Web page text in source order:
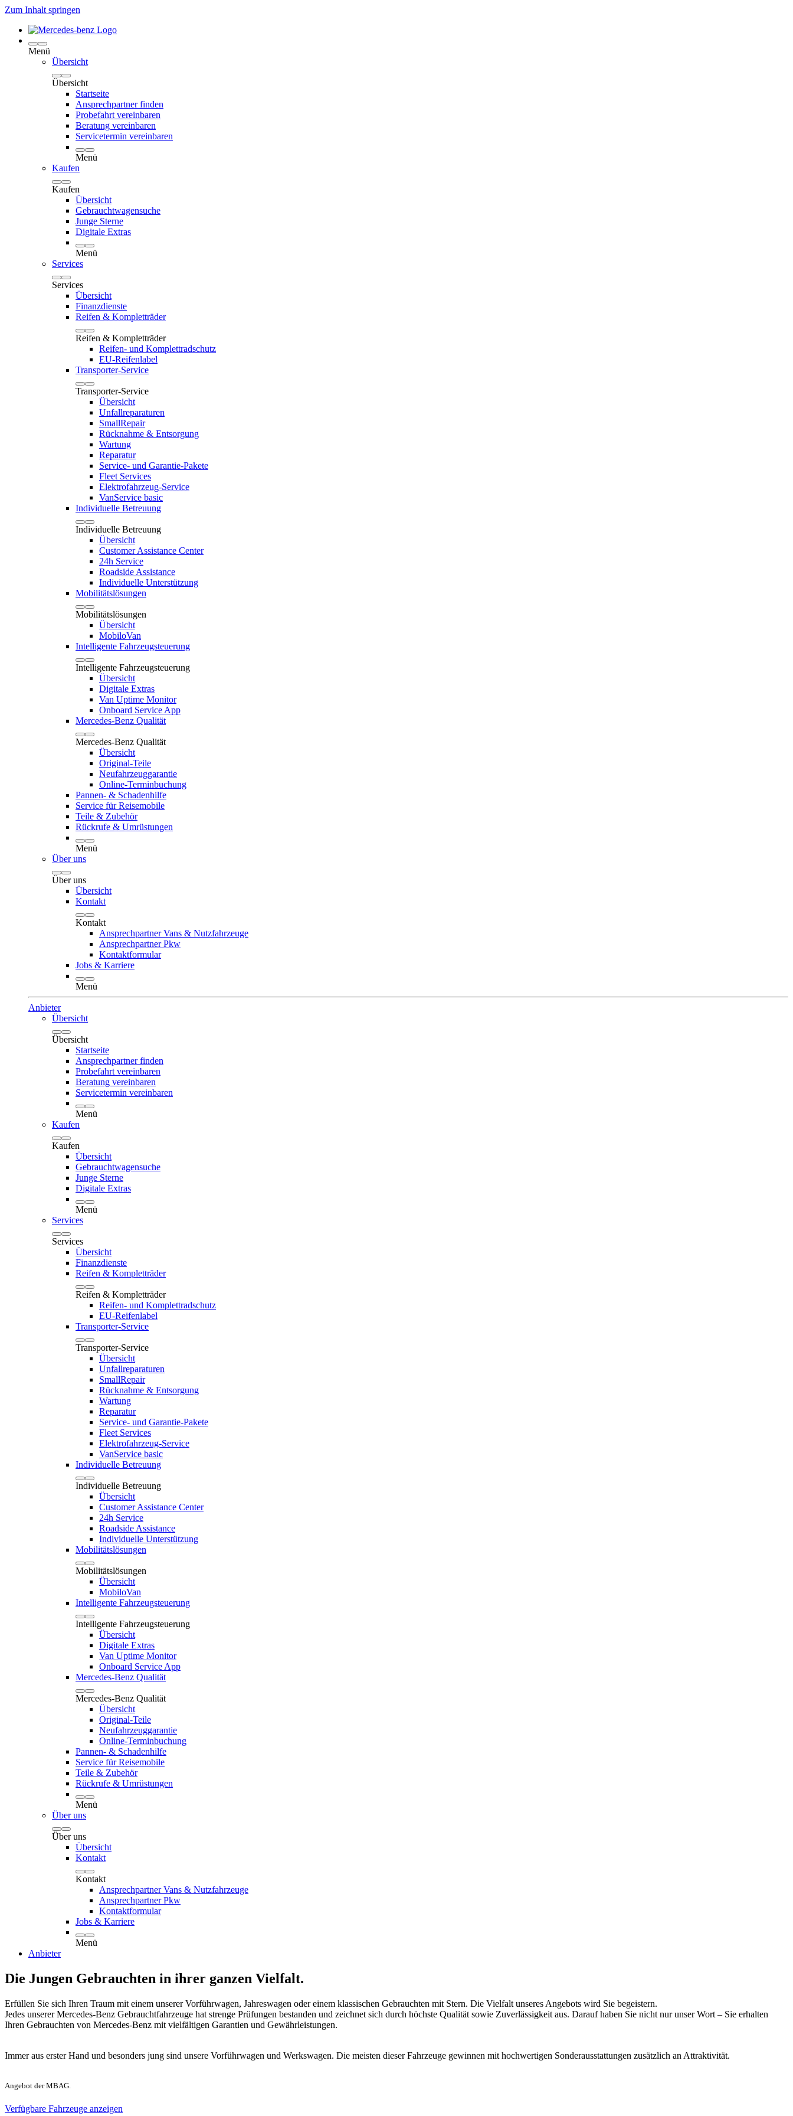
Zum Inhalt springen
Menü
Übersicht
Übersicht
Startseite
Ansprechpartner finden
Probefahrt vereinbaren
Beratung vereinbaren
Servicetermin vereinbaren
Menü
Kaufen
Kaufen
Übersicht
Gebrauchtwagensuche
Junge Sterne
Digitale Extras
Menü
Services
Services
Übersicht
Finanzdienste
Reifen & Kompletträder
Reifen & Kompletträder
Reifen- und Komplettradschutz
EU-Reifenlabel
Transporter-Service
Transporter-Service
Übersicht
Unfallreparaturen
SmallRepair
Rücknahme & Entsorgung
Wartung
Reparatur
Service- und Garantie-Pakete
Fleet Services
Elektrofahrzeug-Service
VanService basic
Individuelle Betreuung
Individuelle Betreuung
Übersicht
Customer Assistance Center
24h Service
Roadside Assistance
Individuelle Unterstützung
Mobilitätslösungen
Mobilitätslösungen
Übersicht
MobiloVan
Intelligente Fahrzeugsteuerung
Intelligente Fahrzeugsteuerung
Übersicht
Digitale Extras
Van Uptime Monitor
Onboard Service App
Mercedes-Benz Qualität
Mercedes-Benz Qualität
Übersicht
Original-Teile
Neufahrzeuggarantie
Online-Terminbuchung
Pannen- & Schadenhilfe
Service für Reisemobile
Teile & Zubehör
Rückrufe & Umrüstungen
Menü
Über uns
Über uns
Übersicht
Kontakt
Kontakt
Ansprechpartner Vans & Nutzfahrzeuge
Ansprechpartner Pkw
Kontaktformular
Jobs & Karriere
Menü
Anbieter
Übersicht
Übersicht
Startseite
Ansprechpartner finden
Probefahrt vereinbaren
Beratung vereinbaren
Servicetermin vereinbaren
Menü
Kaufen
Kaufen
Übersicht
Gebrauchtwagensuche
Junge Sterne
Digitale Extras
Menü
Services
Services
Übersicht
Finanzdienste
Reifen & Kompletträder
Reifen & Kompletträder
Reifen- und Komplettradschutz
EU-Reifenlabel
Transporter-Service
Transporter-Service
Übersicht
Unfallreparaturen
SmallRepair
Rücknahme & Entsorgung
Wartung
Reparatur
Service- und Garantie-Pakete
Fleet Services
Elektrofahrzeug-Service
VanService basic
Individuelle Betreuung
Individuelle Betreuung
Übersicht
Customer Assistance Center
24h Service
Roadside Assistance
Individuelle Unterstützung
Mobilitätslösungen
Mobilitätslösungen
Übersicht
MobiloVan
Intelligente Fahrzeugsteuerung
Intelligente Fahrzeugsteuerung
Übersicht
Digitale Extras
Van Uptime Monitor
Onboard Service App
Mercedes-Benz Qualität
Mercedes-Benz Qualität
Übersicht
Original-Teile
Neufahrzeuggarantie
Online-Terminbuchung
Pannen- & Schadenhilfe
Service für Reisemobile
Teile & Zubehör
Rückrufe & Umrüstungen
Menü
Über uns
Über uns
Übersicht
Kontakt
Kontakt
Ansprechpartner Vans & Nutzfahrzeuge
Ansprechpartner Pkw
Kontaktformular
Jobs & Karriere
Menü
Anbieter
Die Jungen Gebrauchten in ihrer ganzen Vielfalt.
Erfüllen Sie sich Ihren Traum mit einem unserer Vorführwagen, Jahreswagen oder einem klassischen Gebrauchten mit Stern. Die Vielfalt unseres Angebots wird Sie begeistern.
Jedes unserer Mercedes-Benz Gebrauchtfahrzeuge hat strenge Prüfungen bestanden und zeichnet sich durch höchste Qualität sowie Zuverlässigkeit aus. Darauf haben Sie nicht nur unser Wort – Sie erhalten
Ihren Gebrauchten von Mercedes-Benz mit vielfältigen Garantien und Gewährleistungen.
Immer aus erster Hand und besonders jung sind unsere Vorführwagen und Werkswagen. Die meisten dieser Fahrzeuge gewinnen mit hochwertigen Sonderausstattungen zusätzlich an Attraktivität.
Angebot der MBAG.
Verfügbare Fahrzeuge anzeigen